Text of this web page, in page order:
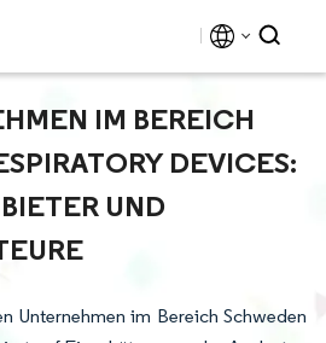
IM BEREICH
DEVICES:
UND
Unternehmen im Bereich Schweden